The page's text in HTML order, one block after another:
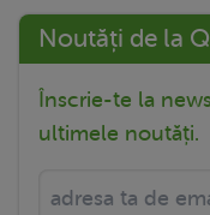
Noutăți de la
Înscrie-te la
ultimele noutăți.